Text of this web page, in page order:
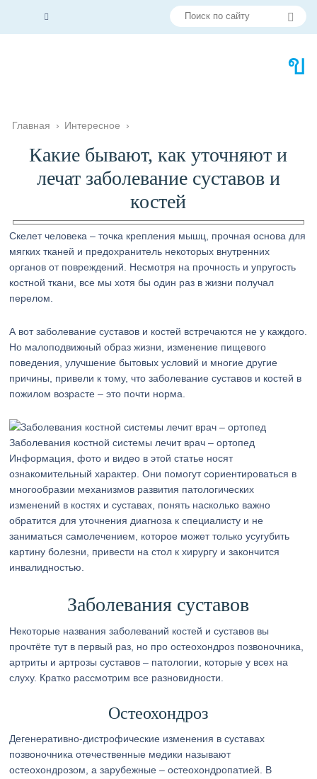
Главная › Интересное ›
Какие бывают, как уточняют и
лечат заболевание суставов и
костей
Скелет человека – точка крепления мышц, прочная основа для
мягких тканей и предохранитель некоторых внутренних
органов от повреждений. Несмотря на прочность и упругость
костной ткани, все мы хотя бы один раз в жизни получал
перелом.
А вот заболевание суставов и костей встречаются не у каждого.
Но малоподвижный образ жизни, изменение пищевого
поведения, улучшение бытовых условий и многие другие
причины, привели к тому, что заболевание суставов и костей в
пожилом возрасте – это почти норма.
Заболевания костной системы лечит врач – ортопед
Информация, фото и видео в этой статье носят
ознакомительный характер. Они помогут сориентироваться в
многообразии механизмов развития патологических
изменений в костях и суставах, понять насколько важно
обратится для уточнения диагноза к специалисту и не
заниматься самолечением, которое может только усугубить
картину болезни, привести на стол к хирургу и закончится
инвалидностью.
Заболевания суставов
Некоторые названия заболеваний костей и суставов вы
прочтёте тут в первый раз, но про остеохондроз позвоночника,
артриты и артрозы суставов – патологии, которые у всех на
слуху. Кратко рассмотрим все разновидности.
Остеохондроз
Дегенеративно-дистрофические изменения в суставах
позвоночника отечественные медики называют
остеохондрозом, а зарубежные – остеохондропатией. В